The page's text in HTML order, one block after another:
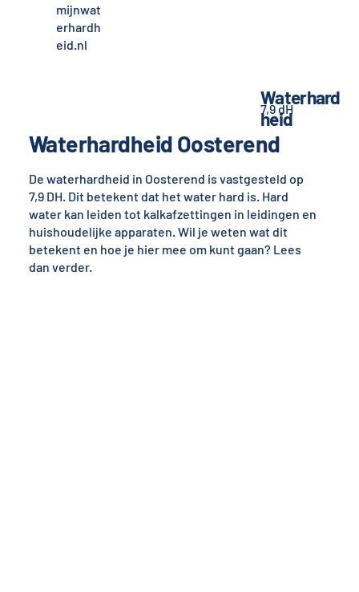
mijnwat
erhardh
eid.nl
Waterhardheid Oosterend
De waterhardheid in Oosterend is vastgesteld op
7,9 DH. Dit betekent dat het water hard is. Hard
water kan leiden tot kalkafzettingen in leidingen en
huishoudelijke apparaten. Wil je weten wat dit
betekent en hoe je hier mee om kunt gaan? Lees
dan verder.
Waterhard
heid
7,9 dH